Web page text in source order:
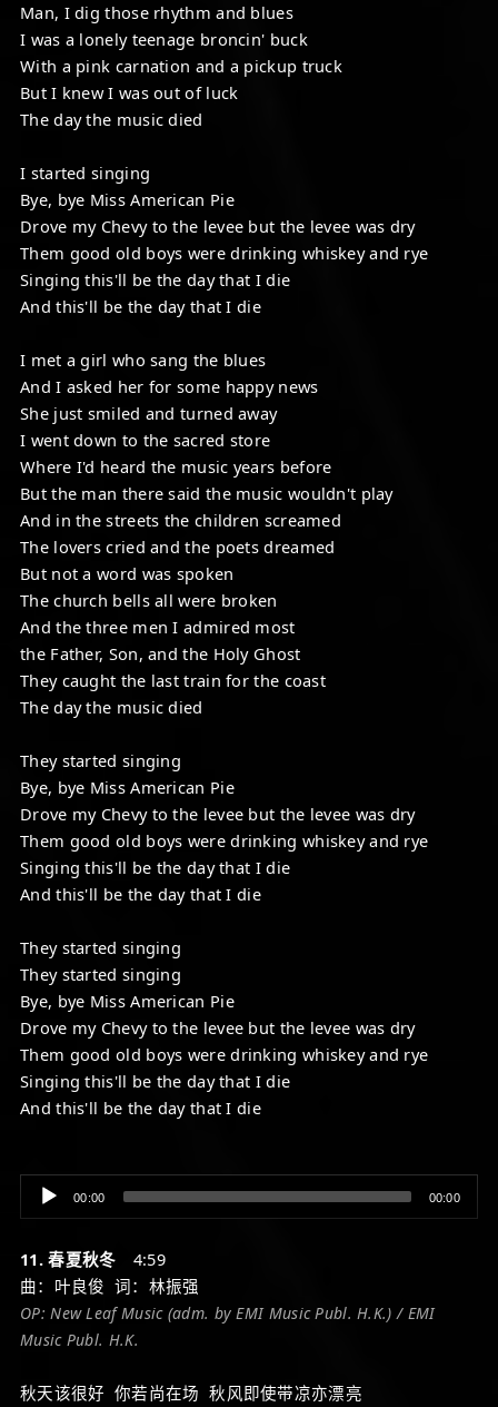
Man, I dig those rhythm and blues
I was a lonely teenage broncin' buck
With a pink carnation and a pickup truck
But I knew I was out of luck
The day the music died
I started singing
Bye, bye Miss American Pie
Drove my Chevy to the levee but the levee was dry
Them good old boys were drinking whiskey and rye
Singing this'll be the day that I die
And this'll be the day that I die
I met a girl who sang the blues
And I asked her for some happy news
She just smiled and turned away
I went down to the sacred store
Where I'd heard the music years before
But the man there said the music wouldn't play
And in the streets the children screamed
The lovers cried and the poets dreamed
But not a word was spoken
The church bells all were broken
And the three men I admired most
the Father, Son, and the Holy Ghost
They caught the last train for the coast
The day the music died
They started singing
Bye, bye Miss American Pie
Drove my Chevy to the levee but the levee was dry
Them good old boys were drinking whiskey and rye
Singing this'll be the day that I die
And this'll be the day that I die
They started singing
They started singing
Bye, bye Miss American Pie
Drove my Chevy to the levee but the levee was dry
Them good old boys were drinking whiskey and rye
Singing this'll be the day that I die
And this'll be the day that I die
Audio
Player
00:00 00:00
11. 春夏秋冬 4:59
曲：叶良俊 词：林振强
OP: New Leaf Music (adm. by EMI Music Publ. H.K.) / EMI
Music Publ. H.K.
秋天该很好 你若尚在场 秋风即使带凉亦漂亮